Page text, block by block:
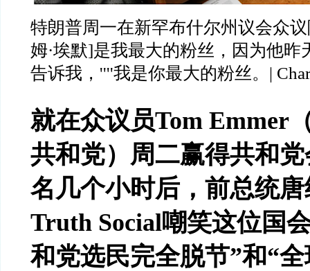
特朗普周一在新罕布什尔州议会众
姆·埃默]是我最大的粉丝，因为他昨
告诉我， ''''我是你最大的粉丝。 |
就在众议员Tom Emmer
共和党）周二赢得共和
名几个小时后，前总统
Truth Social嘲笑这位国
和党选民完全脱节”和“全